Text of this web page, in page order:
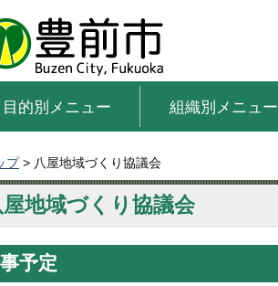
目的別メニュー 組織別メニュー
プ> 八屋地域づくり協議会
屋地域づくり協議会
予定